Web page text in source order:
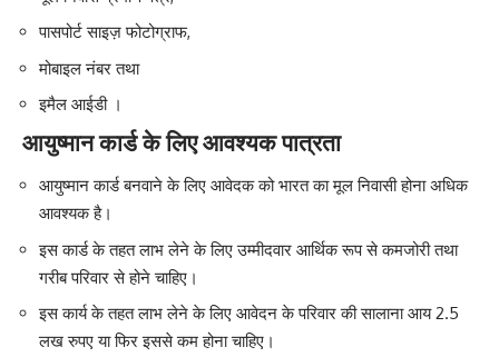
पासपोर्ट साइज़ फोटोग्राफ,
मोबाइल नंबर तथा
इमैल आईडी ।
आयुष्मान कार्ड के लिए आवश्यक पात्रता
आयुष्मान कार्ड बनवाने के लिए आवेदक को भारत का मूल निवासी होना अधिक
आवश्यक है।
इस कार्ड के तहत लाभ लेने के लिए उम्मीदवार आर्थिक रूप से कमजोरी तथा
गरीब परिवार से होने चाहिए।
इस कार्य के तहत लाभ लेने के लिए आवेदन के परिवार की सालाना आय 2.5
लख रुपए या फिर इससे कम होना चाहिए।